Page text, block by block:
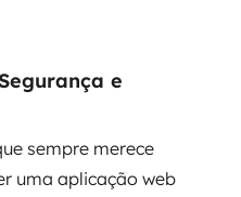
e
sempre merece
uma aplicação web